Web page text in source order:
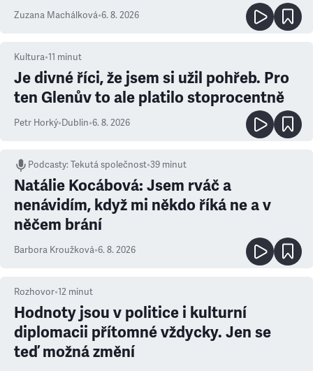
Zuzana Machálková•6. 8. 2026
Kultura•11 minut
Je divné říci, že jsem si užil pohřeb. Pro
ten Glenův to ale platilo stoprocentně
Petr Horký•Dublin•6. 8. 2026
Podcasty:Tekutá společnost•39 minut
Natálie Kocábová: Jsem rváč a
nenávidím, když mi někdo říká ne a v
něčem brání
Barbora Kroužková•6. 8. 2026
Rozhovor•12 minut
Hodnoty jsou v politice i kulturní
diplomacii přítomné vždycky. Jen se
teď možná změní